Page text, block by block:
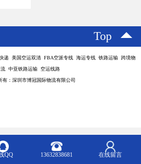
Top
递 美国空运双清 FBA空派专线 海运专线 铁路运输 跨境物
流 中亚铁路运输 空运线路
有：深圳市博冠国际物流有限公司
QQ 13632838681 在线留言